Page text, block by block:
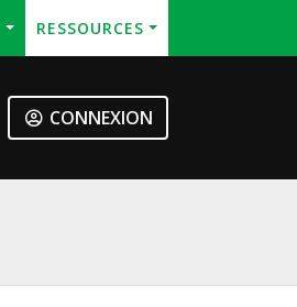
RESSOURCES
CONNEXION